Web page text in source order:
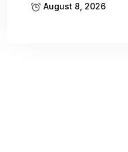
August 8, 2026